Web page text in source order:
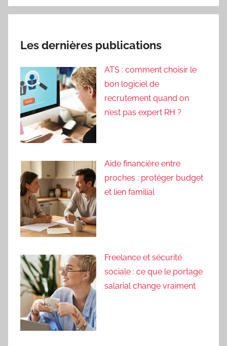
Les dernières publications
ATS : comment choisir le
bon logiciel de
recrutement quand on
n’est pas expert RH ?
Aide financière entre
proches : protéger budget
et lien familial
Freelance et sécurité
sociale : ce que le portage
salarial change vraiment